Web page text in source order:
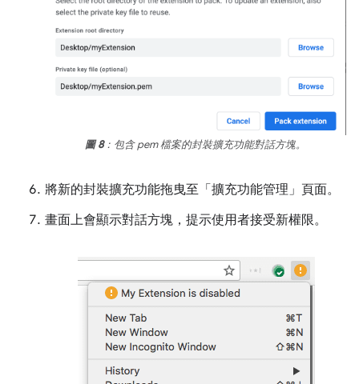
圖 8：包含 pem 檔案的封裝擴充功能對話方塊。
將新的封裝擴充功能拖曳至「擴充功能管理」頁面。
畫面上會顯示對話方塊，提示使用者接受新權限。